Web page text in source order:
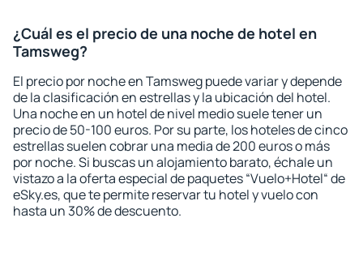
¿Cuál es el precio de una noche de hotel en
Tamsweg?
El precio por noche en Tamsweg puede variar y depende
de la clasificación en estrellas y la ubicación del hotel.
Una noche en un hotel de nivel medio suele tener un
precio de 50-100 euros. Por su parte, los hoteles de cinco
estrellas suelen cobrar una media de 200 euros o más
por noche. Si buscas un alojamiento barato, échale un
vistazo a la oferta especial de paquetes “Vuelo+Hotel“ de
eSky.es, que te permite reservar tu hotel y vuelo con
hasta un 30% de descuento.